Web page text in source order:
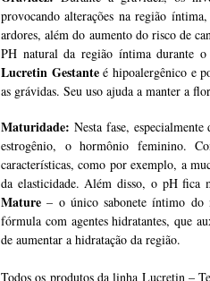
provocando alterações na região
ardores, além do aumento do risco de
PH natural da região íntima durante o
Lucretin Gestanteé hipoalergênico e
as grávidas. Seu uso ajuda a manter a
Maturidade: Nesta fase,
estrogênio, o hormônio feminino.
características, como por exemplo, a
da elasticidade. Além disso, o pH fica
Mature – o único sabonete íntimo
fórmula com agentes hidratantes, que
de aumentar a hidratação da região.
Todos os produtos da linha Lucretin –